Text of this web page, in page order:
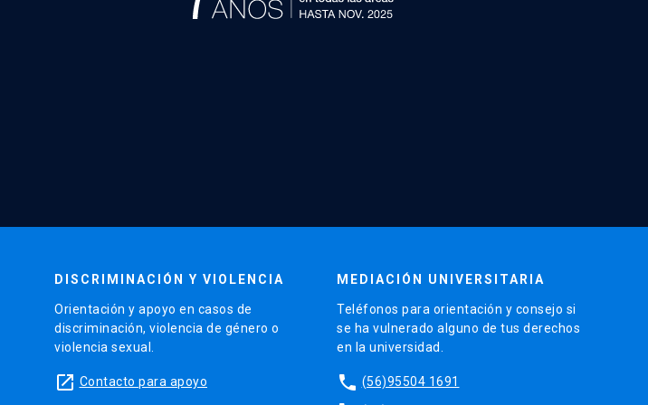
DISCRIMINACIÓN Y VIOLENCIA
Orientación y apoyo en casos de
discriminación, violencia de género o
violencia sexual.
launch Contacto para apoyo
MEDIACIÓN UNIVERSITARIA
Teléfonos para orientación y consejo si
se ha vulnerado alguno de tus derechos
en la universidad.
phone (56)95504 1691